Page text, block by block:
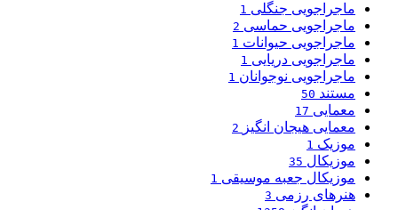
ماجراجویی جنگلی 1
ماجراجویی حماسی 2
ماجراجویی حیوانات 1
ماجراجویی دریایی 1
ماجراجویی نوجوانان 1
مستند 50
معمایی 17
معمایی هیجان انگیز 2
موزیک 1
موزیکال 35
موزیکال جعبه موسیقی 1
هنرهای رزمی 3